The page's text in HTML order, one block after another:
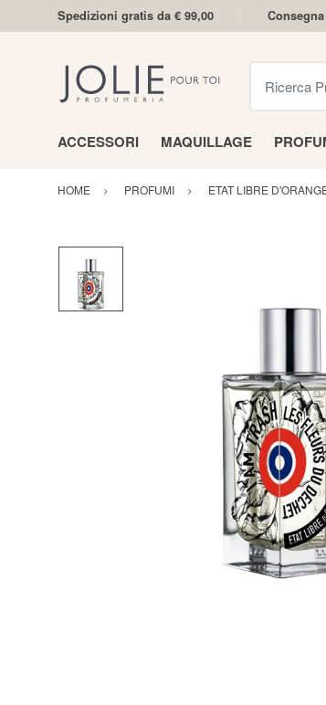
Spedizioni gratis da € 99,00
ACCESSORI MAQUILLAGE
HOME PROFUMI ETAT LIBRE